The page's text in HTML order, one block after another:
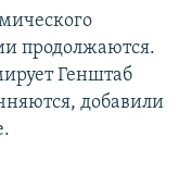
продолжаются.
Генштаб
добавили